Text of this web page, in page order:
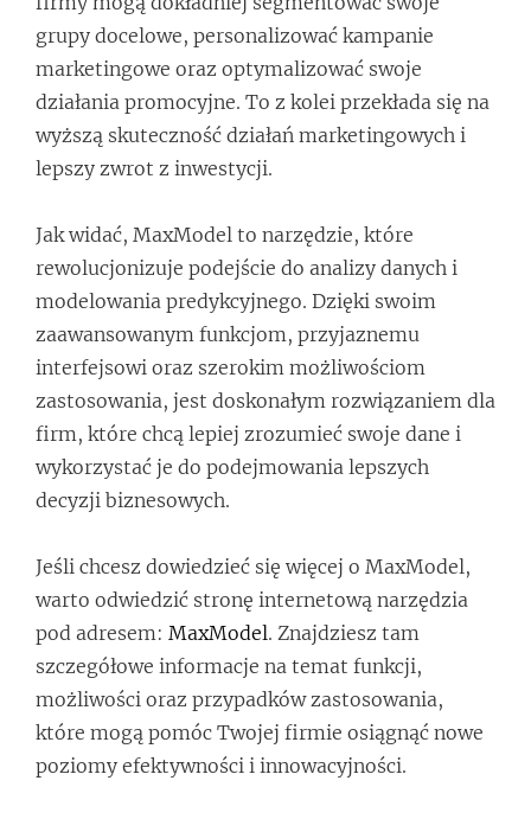
grupy docelowe, personalizować kampanie
marketingowe oraz optymalizować swoje
działania promocyjne. To z kolei przekłada się na
wyższą skuteczność działań marketingowych i
lepszy zwrot z inwestycji.
Jak widać, MaxModel to narzędzie, które
rewolucjonizuje podejście do analizy danych i
modelowania predykcyjnego. Dzięki swoim
zaawansowanym funkcjom, przyjaznemu
interfejsowi oraz szerokim możliwościom
zastosowania, jest doskonałym rozwiązaniem dla
firm, które chcą lepiej zrozumieć swoje dane i
wykorzystać je do podejmowania lepszych
decyzji biznesowych.
Jeśli chcesz dowiedzieć się więcej o MaxModel,
warto odwiedzić stronę internetową narzędzia
pod adresem: MaxModel. Znajdziesz tam
szczegółowe informacje na temat funkcji,
możliwości oraz przypadków zastosowania,
które mogą pomóc Twojej firmie osiągnąć nowe
poziomy efektywności i innowacyjności.